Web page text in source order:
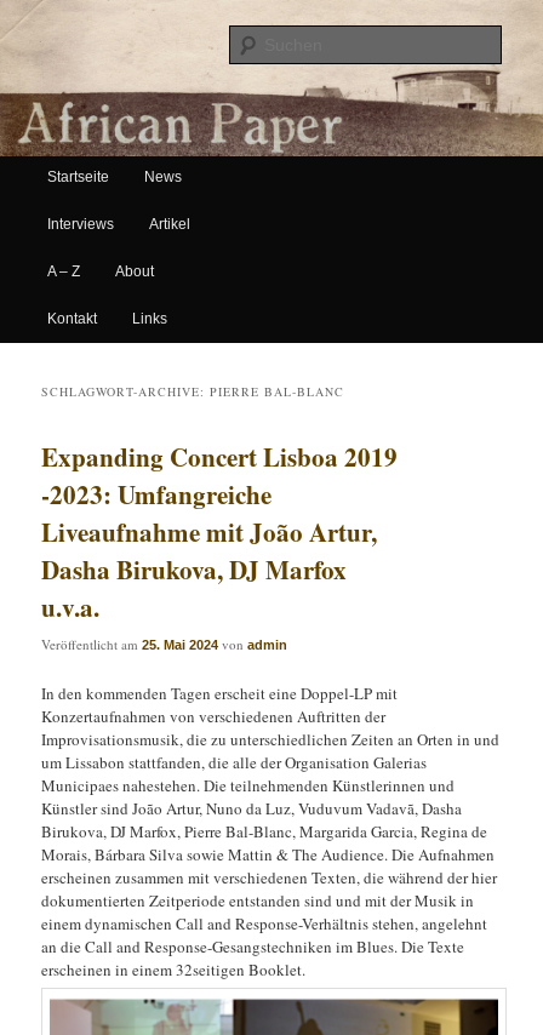
African Paper
Hauptmenü
Zum Inhalt wechseln
Zum sekundären Inhalt wechseln
Startseite News
Interviews Artikel
A – Z About
Kontakt Links
SCHLAGWORT-ARCHIVE:PIERRE BAL-BLANC
Expanding Concert Lisboa 2019
-2023: Umfangreiche
Liveaufnahme mit João Artur,
Dasha Birukova, DJ Marfox
u.v.a.
Veröffentlicht am25. Mai 2024 vonadmin
In den kommenden Tagen erscheit eine Doppel-LP mit
Konzertaufnahmen von verschiedenen Auftritten der
Improvisationsmusik, die zu unterschiedlichen Zeiten an Orten in und
um Lissabon stattfanden, die alle der Organisation Galerias
Municipaes nahestehen. Die teilnehmenden Künstlerinnen und
Künstler sind João Artur, Nuno da Luz, Vuduvum Vadavã, Dasha
Birukova, DJ Marfox, Pierre Bal-Blanc, Margarida Garcia, Regina de
Morais, Bárbara Silva sowie Mattin & The Audience. Die Aufnahmen
erscheinen zusammen mit verschiedenen Texten, die während der hier
dokumentierten Zeitperiode entstanden sind und mit der Musik in
einem dynamischen Call and Response-Verhältnis stehen, angelehnt
an die Call and Response-Gesangstechniken im Blues. Die Texte
erscheinen in einem 32seitigen Booklet.